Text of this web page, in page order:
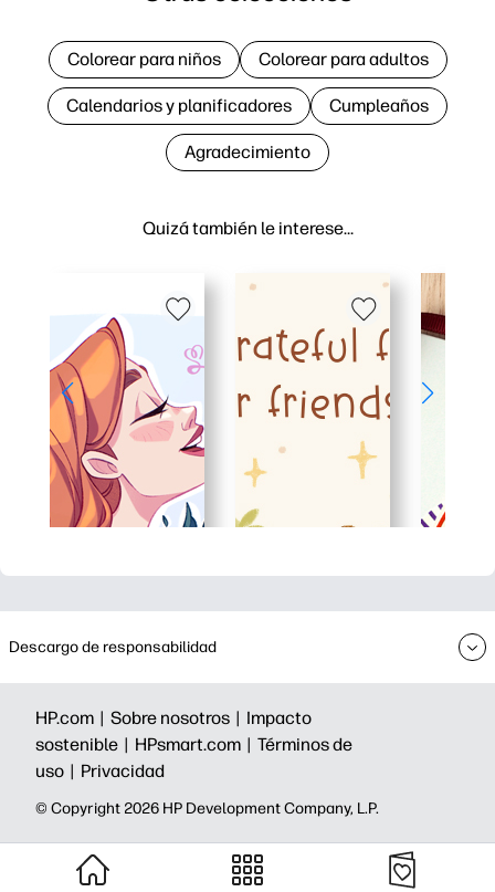
Quizá también le interese…
Colorear para niños Colorear para adultos
Calendarios y planificadores Cumpleaños
Agradecimiento
Descargo de responsabilidad
HP.com | Sobre nosotros | Impacto
sostenible | HPsmart.com | Términos de
uso | Privacidad
©️ Copyright 2026 HP Development Company, L.P.